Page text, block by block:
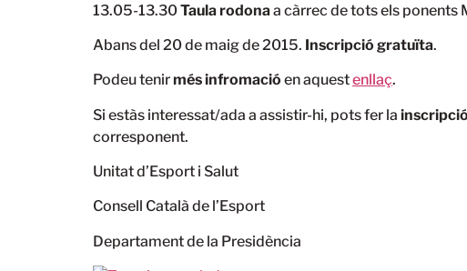
13.05-13.30Taula rodonaa càrrec de tots els ponents
Abans del 20 de maig de 2015. Inscripció gratuïta.
Podeu tenirmés infromació en aquestenllaç.
Si estàs interessat/ada a assistir-hi, pots fer la inscripció
corresponent.
Unitat d’Esport i Salut
Consell Català de l’Esport
Departament de la Presidència